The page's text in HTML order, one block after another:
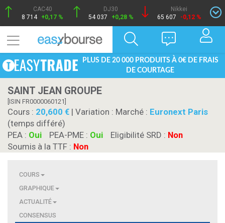
CAC40
8 714 +0,17 %
DJ30
54 037
+0,28 %
Nikkei
65 607
-0,12 %
PLUS DE 20 000 PRODUITS À 0€ DE FRAIS
DE COURTAGE
SAINT JEAN GROUPE
[ISIN FR0000060121]
Cours : 20,600 | Variation : Marché : Euronext Paris
(temps différé)
PEA : Oui PEA-PME : Oui Eligibilité SRD : Non
Soumis à la TTF : Non
COURS
GRAPHIQUE
ACTUALITÉ
CONSENSUS